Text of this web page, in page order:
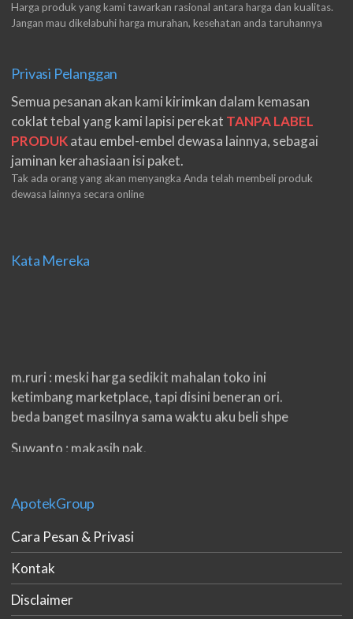
Harga produk yang kami tawarkan rasional antara harga dan kualitas.
Jangan mau dikelabuhi harga murahan, kesehatan anda taruhannya
Privasi Pelanggan
Semua pesanan akan kami kirimkan dalam kemasan
coklat tebal yang kami lapisi perekat TANPA LABEL
PRODUKatau embel-embel dewasa lainnya, sebagai
jaminan kerahasiaan isi paket.
Tak ada orang yang akan menyangka Anda telah membeli produk
dewasa lainnya secara online
Kata Mereka
m.ruri : meski harga sedikit mahalan toko ini
ketimbang marketplace, tapi disini beneran ori.
beda banget masilnya sama waktu aku beli shpe
Suwanto : makasih pak.
double. beneran sama sekali tidak ada nama
produknya. tetep jaga kualitas ya gan.
eko padang : ko brang udh sampek, kan bru 2 hri
gan. cpet bgt
h.dzowi : ampuh mas kamu punya viagra, saya
ApotekGroup
Cara Pesan & Privasi
Kontak
Disclaimer